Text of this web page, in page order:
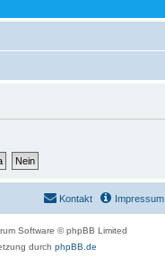
Impressum
Kontakt
Software © phpBB Limited
durch phpBB.de